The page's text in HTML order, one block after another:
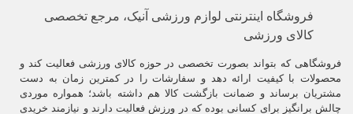
فروشگاه اینترنتی لوازم ورزشی آنیک، مرجع تخصصی
کالای ورزشی
فروشگاهی که بتواند بصورت تخصصی در حوزه کالای ورزشی فعالیت کند و
محصولات با کیفیت ارائه دهد و سفارشات را در کمترین زمان به دست
مشتریان برساند و ضمانت بازگشت کالا هم داشته باشد؛ همواره موردی
چالش برانگیز برای کسانی بوده که در ورزش فعالیت دارند و نیازمند خریدی